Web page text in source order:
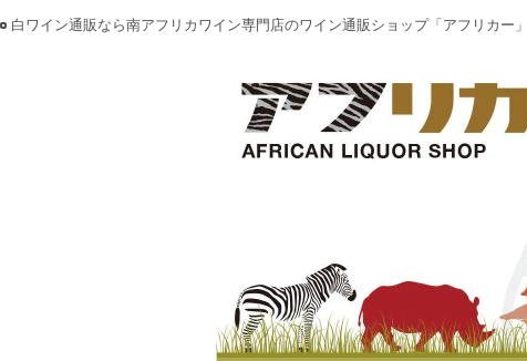
白ワイン通販なら南アフリカワイン専門店のワイン通販ショップ「アフリカー」